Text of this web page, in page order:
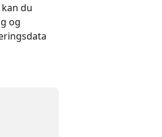
du
og